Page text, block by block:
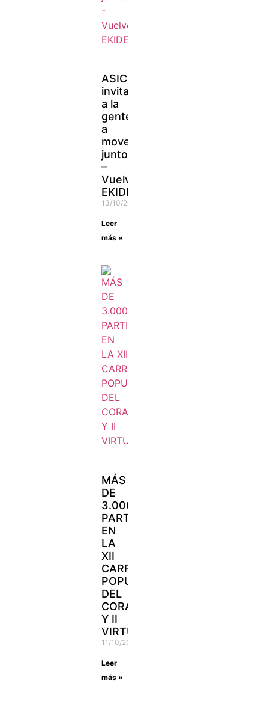
ASICS
invita
a la
gente
a
moverse
juntos
–
Vuelve
EKIDEN
13/10/2021
Leer
más »
MÁS
DE
3.000
PARTICIPANTES
EN
LA
XII
CARRERA
POPULAR
DEL
CORAZÓN
Y II
VIRTUAL
11/10/2021
Leer
más »